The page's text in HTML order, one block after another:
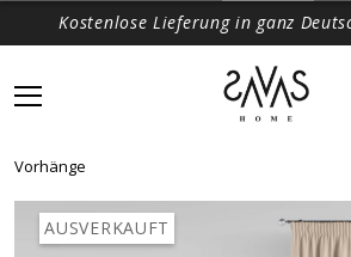
Kostenlose Lieferung in ganz
Vorhänge
AUSVERKAUFT